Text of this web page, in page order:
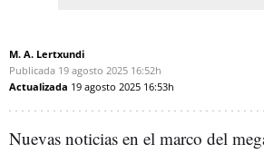
M. A. Lertxundi
Publicada 19 agosto 2025 16:52h
Actualizada 19 agosto 2025 16:53h
Nuevas noticias en el marco del